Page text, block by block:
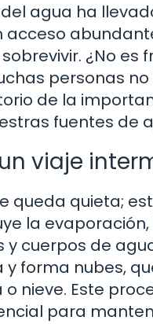
agua ha
acceso
¿No
personas
de la
fuentes de
viaje
queda quieta;
la
cuerpos de
y forma nubes,
nieve. Este
para